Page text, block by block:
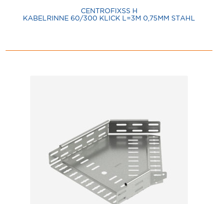
CENTROFIXSS H
KABELRINNE 60/300 KLICK L=3M 0,75MM STAHL